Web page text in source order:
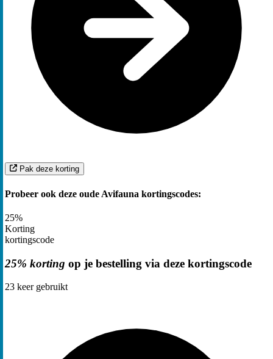
Pak deze korting
Probeer ook deze oude Avifauna kortingscodes:
25%
Korting
kortingscode
25% korting op je bestelling via deze kortingscode
23 keer gebruikt